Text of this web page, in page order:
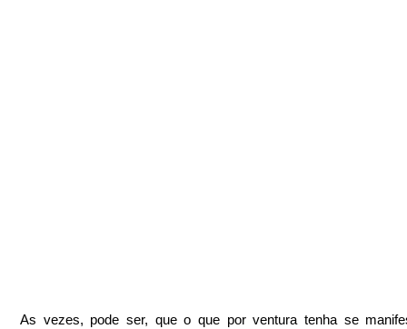
As vezes, pode ser, que o que por ventura tenha se